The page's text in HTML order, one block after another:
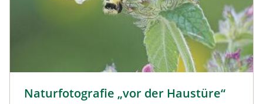
Naturfotografie „vor der Haustüre“